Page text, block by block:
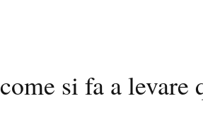
come si fa a levare